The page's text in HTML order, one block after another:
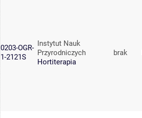
0203-OGR-
1-2121S
Instytut Nauk
Przyrodniczych
Hortiterapia
brak